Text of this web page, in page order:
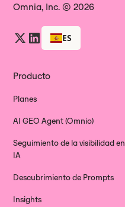
Omnia, Inc. © 2026
ES
Producto
Planes
AI GEO Agent (Omnio)
Seguimiento de la visibilidad en
IA
Descubrimiento de Prompts
Insights